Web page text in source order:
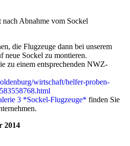
Abnahme vom Sockel
die Flugzeuge dann bei unserem
neue Sockel zu montieren.
zu einem entsprechenden NWZ-
wirtschaft/helfer-proben-
3 *Sockel-Flugzeuge* finden Sie
2014